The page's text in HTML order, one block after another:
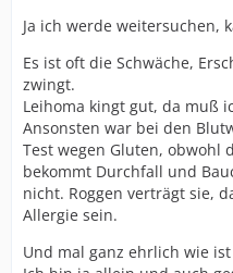
Ja ich werde weitersuchen,
Es ist oft die Schwäche,
zwingt.
Leihoma kingt gut, da muß
Ansonsten war bei den
Test wegen Gluten, obwohl
bekommt Durchfall und
nicht. Roggen verträgt sie,
Allergie sein.
Und mal ganz ehrlich wie